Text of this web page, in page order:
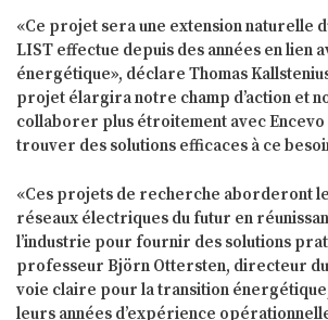
«Ce projet sera une extension naturelle
LIST effectue depuis des années en lien
énergétique», déclare Thomas
projet élargira notre champ d’action et
collaborer plus étroitement avec Encevo
trouver des solutions efficaces à ce
«Ces projets de recherche aborderont
réseaux électriques du futur en
l’industrie pour fournir des solutions
professeur Björn Ottersten, directeur du
voie claire pour la transition
leurs années d’expérience